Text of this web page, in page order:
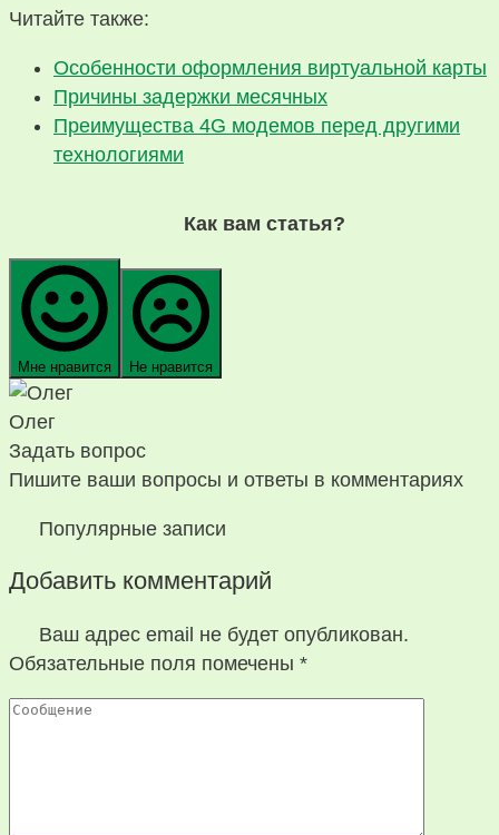
Читайте также:
Особенности оформления виртуальной карты
Причины задержки месячных
Преимущества 4G модемов перед другими
технологиями
Как вам статья?
Мне нравится Не нравится
Олег
Задать вопрос
Пишите ваши вопросы и ответы в комментариях
Популярные записи
Добавить комментарий
Ваш адрес email не будет опубликован.
Обязательные поля помечены *